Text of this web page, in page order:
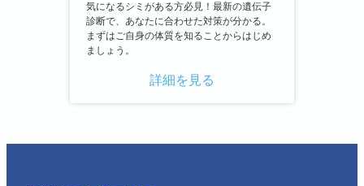
気になるシミがある方必見！最新の遺伝子
診断で、あなたに合わせた対策が分かる。
まずはご自身の体質を知ることからはじめ
ましょう。
詳細を見る